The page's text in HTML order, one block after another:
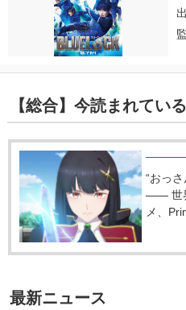
【総合】今読まれてい
“おっ
―― 世
メ、
最新ニュース